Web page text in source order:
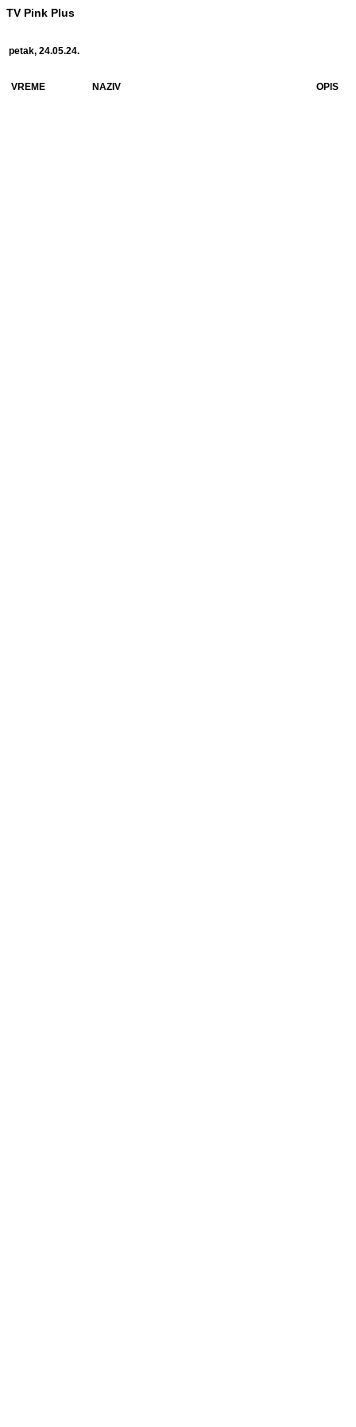
TV Pink Plus
petak, 24.05.24.
VREME NAZIV OPIS